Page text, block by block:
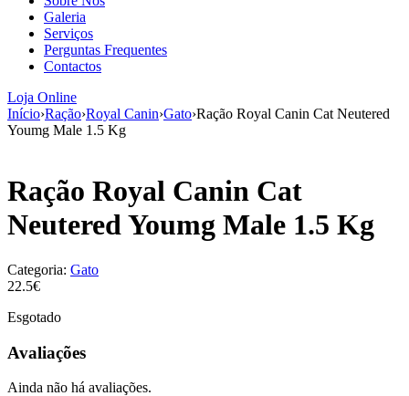
Galeria
Serviços
Perguntas Frequentes
Contactos
Loja Online
Início›Ração›Royal Canin›Gato›Ração Royal Canin Cat Neutered
Youmg Male 1.5 Kg
Ração Royal Canin Cat
Neutered Youmg Male 1.5 Kg
Categoria: Gato
22.5€
Esgotado
Avaliações
Ainda não há avaliações.
aumenta a
probabilidade
de ver
conteúdo e
ofertas